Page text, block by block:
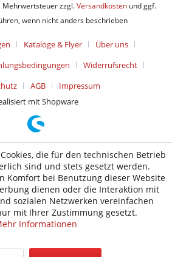
Mehrwertsteuer zzgl.Versandkosten und ggf.
wenn nicht anders beschrieben
Kataloge & Flyer
Über uns
Widerrufsrecht
AGB
Impressum
mit Shopware
die für den technischen Betrieb
sind und stets gesetzt werden.
Komfort bei Benutzung dieser Website
dienen oder die Interaktion mit
sozialen Netzwerken vereinfachen
mit Ihrer Zustimmung gesetzt.
Informationen